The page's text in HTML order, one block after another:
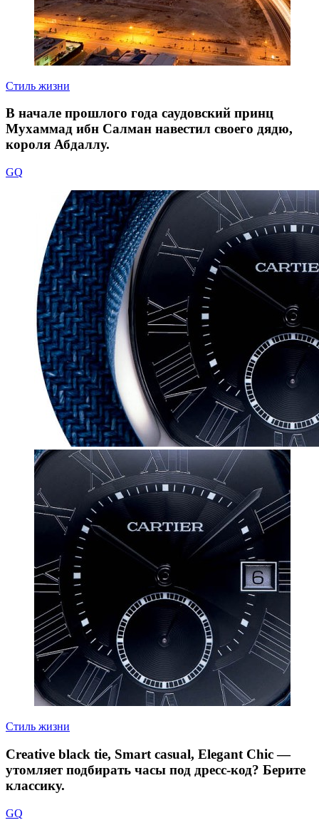
Стиль жизни
В начале прошлого года саудовский принц
Мухаммад ибн Салман навестил своего дядю,
короля Абдаллу.
GQ
Стиль жизни
Creative black tie, Smart casual, Elegant Chic —
утомляет подбирать часы под дресс-код? Берите
классику.
GQ